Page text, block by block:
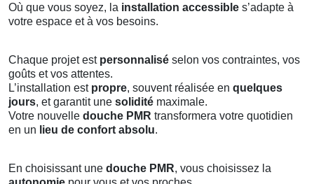
Où que vous soyez, la installation accessible s’adapte à
votre espace et à vos besoins.
Chaque projet est personnalisé selon vos contraintes, vos
goûts et vos attentes.
L’installation est propre, souvent réalisée en quelques
jours, et garantit une solidité maximale.
Votre nouvelle douche PMR transformera votre quotidien
en un lieu de confort absolu.
En choisissant une douche PMR, vous choisissez la